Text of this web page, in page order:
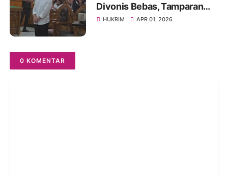
Divonis Bebas, Tamparan
Bagi Jaksa, Jangan
HUKRIM APR 01, 2026
0 KOMENTAR